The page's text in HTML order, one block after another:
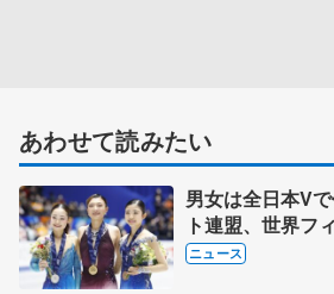
あわせて読みたい
男女は全日本V
ト連盟、世界フ
承認
ニュース